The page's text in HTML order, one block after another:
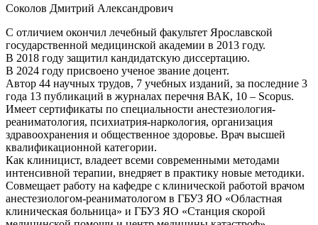
Соколов Дмитрий Александрович
С отличием окончил лечебный факультет Ярославской
государственной медицинской академии в 2013 году.
В 2018 году защитил кандидатскую диссертацию.
В 2024 году присвоено ученое звание доцент.
Автор 44 научных трудов, 7 учебных изданий, за последние 3
года 13 публикаций в журналах перечня ВАК, 10 – Scopus.
Имеет сертификаты по специальности анестезиология-
реаниматология, психиатрия-наркология, организация
здравоохранения и общественное здоровье. Врач высшей
квалификационной категории.
Как клиницист, владеет всеми современными методами
интенсивной терапии, внедряет в практику новые методики.
Совмещает работу на кафедре с клинической работой врачом
анестезиологом-реаниматологом в ГБУЗ ЯО «Областная
клиническая больница» и ГБУЗ ЯО «Станция скорой